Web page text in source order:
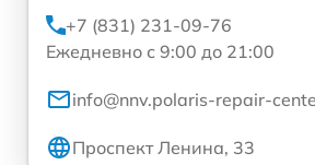
+7 (831) 231-09-76
Ежедневно с 9:00 до 21:00
info@nnv.polaris-repair-
Проспект Ленина, 33